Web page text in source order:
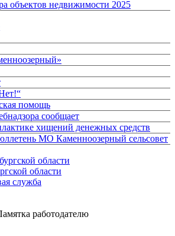
объектов недвижимости 2025
помощь
сообщает
хищений денежных средств
МО Каменноозерный сельсовет
области
области
служба
работодателю